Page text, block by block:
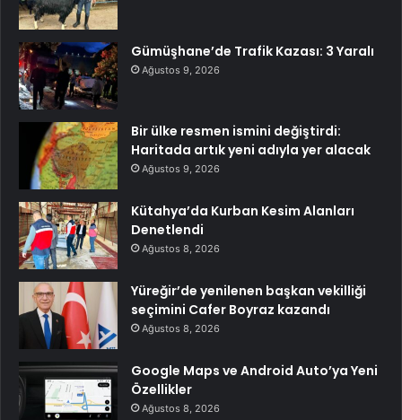
Gümüşhane’de Trafik Kazası: 3 Yaralı
Ağustos 9, 2026
Bir ülke resmen ismini değiştirdi:
Haritada artık yeni adıyla yer alacak
Ağustos 9, 2026
Kütahya’da Kurban Kesim Alanları
Denetlendi
Ağustos 8, 2026
Yüreğir’de yenilenen başkan vekilliği
seçimini Cafer Boyraz kazandı
Ağustos 8, 2026
Google Maps ve Android Auto’ya Yeni
Özellikler
Ağustos 8, 2026